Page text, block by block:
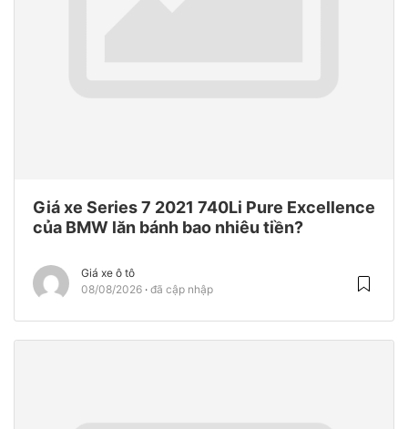
Giá xe Series 7 2021 740Li Pure Excellence
của BMW lăn bánh bao nhiêu tiền?
Giá xe ô tô
08/08/2026 đã cập nhập